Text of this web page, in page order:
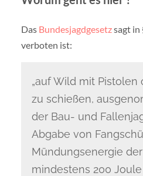
Das Bundesjagdgesetzsagt in
verboten ist:
„auf Wild mit Pistolen
zu schießen,
der Bau- und
Abgabe von
Mündungsenergie
mindestens 200 Joule